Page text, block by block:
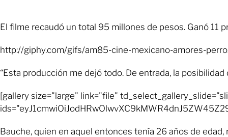
El filme recaudó un total 95 millones de pesos. Ganó 11
http://giphy.com/gifs/am85-cine-mexicano-amores-
“Esta producción me dejó todo. De entrada, la
[gallery size="large" link="file"
Bauche, quien en aquel entonces tenía 26 años de